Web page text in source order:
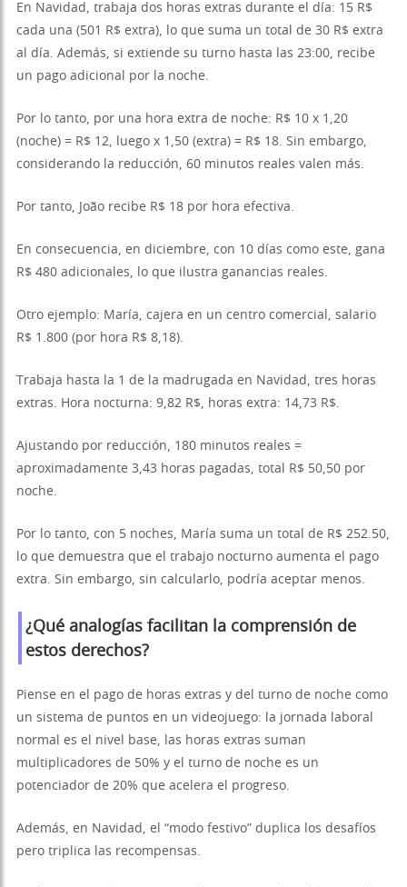
En Navidad, trabaja dos horas extras durante el día: 15 R$
cada una (501 R$ extra), lo que suma un total de 30 R$ extra
al día. Además, si extiende su turno hasta las 23:00, recibe
un pago adicional por la noche.
Por lo tanto, por una hora extra de noche: R$ 10 x 1,20
(noche) = R$ 12, luego x 1,50 (extra) = R$ 18. Sin embargo,
considerando la reducción, 60 minutos reales valen más.
Por tanto, João recibe R$ 18 por hora efectiva.
En consecuencia, en diciembre, con 10 días como este, gana
R$ 480 adicionales, lo que ilustra ganancias reales.
Otro ejemplo: María, cajera en un centro comercial, salario
R$ 1.800 (por hora R$ 8,18).
Trabaja hasta la 1 de la madrugada en Navidad, tres horas
extras. Hora nocturna: 9,82 R$, horas extra: 14,73 R$.
Ajustando por reducción, 180 minutos reales =
aproximadamente 3,43 horas pagadas, total R$ 50,50 por
noche.
Por lo tanto, con 5 noches, María suma un total de R$ 252.50,
lo que demuestra que el trabajo nocturno aumenta el pago
extra. Sin embargo, sin calcularlo, podría aceptar menos.
¿Qué analogías facilitan la comprensión de
estos derechos?
Piense en el pago de horas extras y del turno de noche como
un sistema de puntos en un videojuego: la jornada laboral
normal es el nivel base, las horas extras suman
multiplicadores de 50% y el turno de noche es un
potenciador de 20% que acelera el progreso.
Además, en Navidad, el “modo festivo” duplica los desafíos
pero triplica las recompensas.